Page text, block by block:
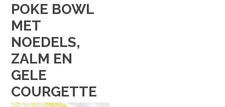
POKE BOWL
MET
NOEDELS,
ZALM EN
GELE
COURGETTE